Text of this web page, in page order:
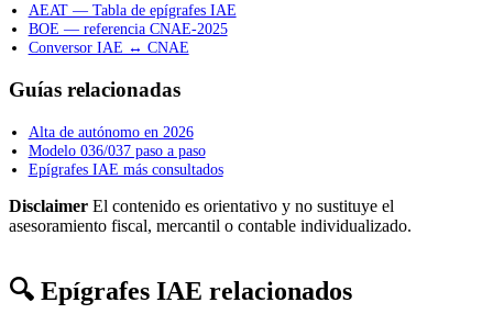
AEAT — Tabla de epígrafes IAE
BOE — referencia CNAE-2025
Conversor IAE ↔ CNAE
Guías relacionadas
Alta de autónomo en 2026
Modelo 036/037 paso a paso
Epígrafes IAE más consultados
Disclaimer El contenido es orientativo y no sustituye el
asesoramiento fiscal, mercantil o contable individualizado.
🔍 Epígrafes IAE relacionados